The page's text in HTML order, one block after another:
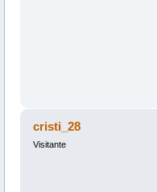
cristi_28
Visitante